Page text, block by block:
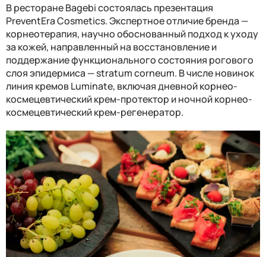
В ресторане Bagebi состоялась презентация
PreventEra Cosmetics. Экспертное отличие бренда —
корнеотерапия, научно обоснованный подход к уходу
за кожей, направленный на восстановление и
поддержание функционального состояния рогового
слоя эпидермиса — stratum corneum. В числе новинок
линия кремов Luminate, включая дневной корнео-
космецевтический крем-протектор и ночной корнео-
космецевтический крем-регенератор.